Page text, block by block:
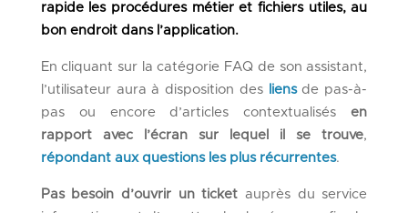
rapide les procédures métier et fichiers utiles, au
bon endroit dans l’application.
En cliquant sur la catégorie FAQ de son assistant,
l’utilisateur aura à disposition desliensde pas-à-
pas ou encore d’articles contextualisés en
rapport avec l’écran sur lequel il se trouve,
répondant aux questions les plus récurrentes.
Pas besoin d’ouvrir un ticket auprès du service